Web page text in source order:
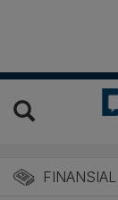
FINANSIAL